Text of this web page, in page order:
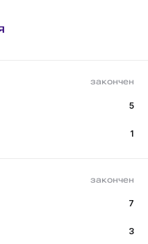
закончен
5
1
закончен
7
3